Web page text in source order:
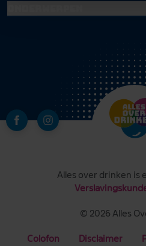
© 2026 Alles
Alles over drinken is
Colofon Disclaimer